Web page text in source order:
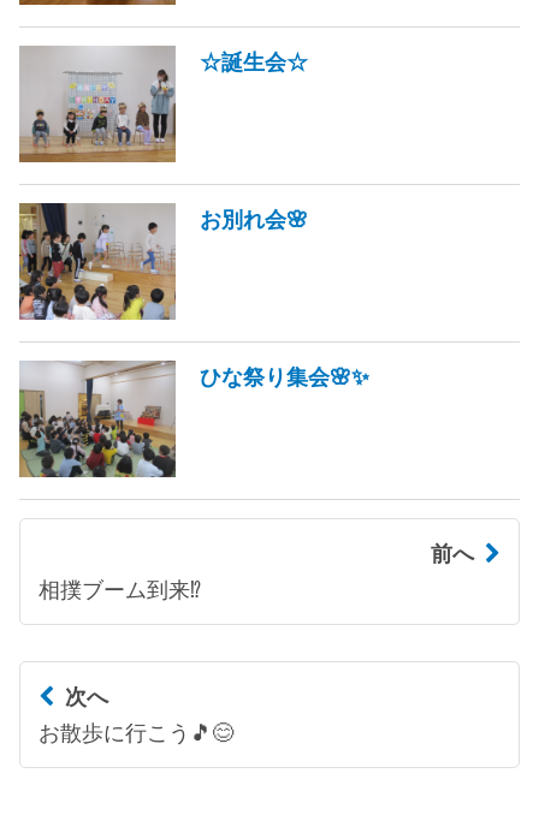
☆誕生会☆
お別れ会🌸
ひな祭り集会🌸✨
前へ
相撲ブーム到来⁉
次へ
お散歩に行こう🎵😊